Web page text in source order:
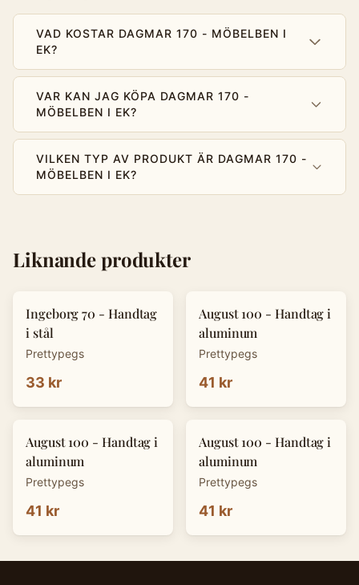
VAD KOSTAR DAGMAR 170 - MÖBELBEN I
EK?
VAR KAN JAG KÖPA DAGMAR 170 -
MÖBELBEN I EK?
VILKEN TYP AV PRODUKT ÄR DAGMAR 170 -
MÖBELBEN I EK?
Liknande produkter
Ingeborg 70 - Handtag
i stål
Prettypegs
33 kr
August 100 - Handtag i
aluminum
Prettypegs
41 kr
August 100 - Handtag i
aluminum
Prettypegs
41 kr
August 100 - Handtag i
aluminum
Prettypegs
41 kr